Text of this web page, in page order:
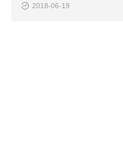
2018-06-19